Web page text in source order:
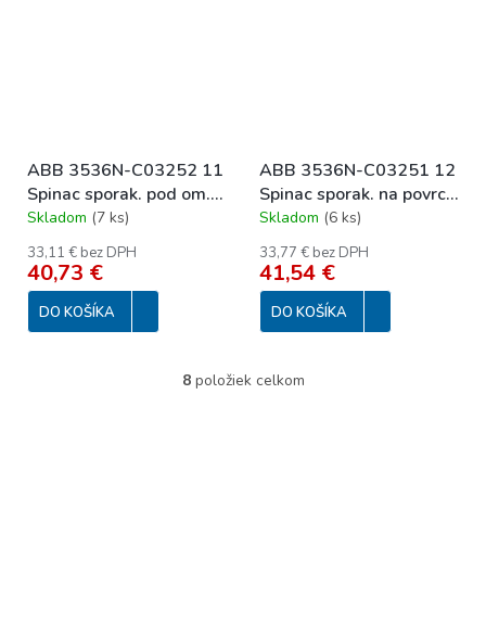
ABB 3536N-C03252 11
Spinac sporak. pod om.
Pressto
Skladom (7 ks)
33,11 € bez DPH
40,73 €
DO KOŠÍKA
ABB 3536N-C03251 12
Spinac sporak. na povrch
Pressto
Skladom (6 ks)
33,77 € bez DPH
41,54 €
DO KOŠÍKA
O
8položiek celkom